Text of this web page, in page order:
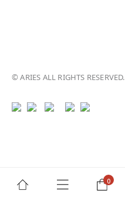
© ARIES ALL RIGHTS RESERVED.